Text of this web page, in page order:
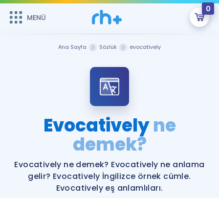
MENÜ
0
Şifremi Hatırlamıyorum
Sepetin Şu An Boş.
Remzi Hoca ile seni sınava hazırlayacak onlarca eğitim seni
bekliyor!
MENÜ
Katılımcı Görüşleri
Faydalı Araçlar
Ücretsiz Kaynaklar
İngilizce Gramer
Ana Sayfa Sözlük evocatively
Evocativelyne
demek?
Evocatively ne demek? Evocatively ne anlama
gelir? Evocatively İngilizce örnek cümle.
Evocatively eş anlamlıları.